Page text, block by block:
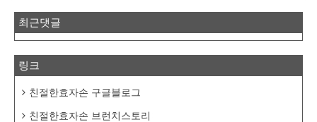
최근댓글
링크
친절한효자손 구글블로그
친절한효자손 브런치스토리